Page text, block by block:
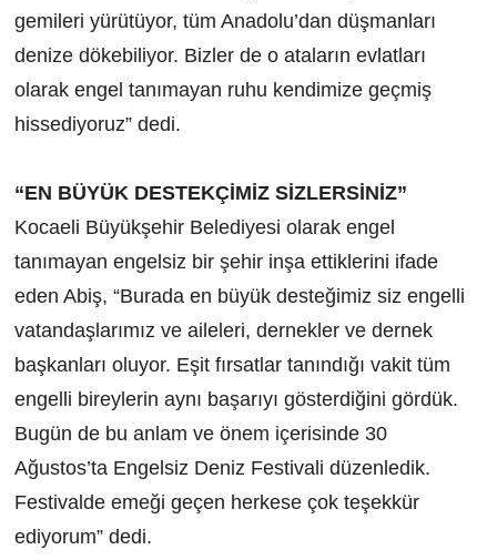
gemileri yürütüyor, tüm Anadolu’dan düşmanları
denize dökebiliyor. Bizler de o ataların evlatları
olarak engel tanımayan ruhu kendimize geçmiş
hissediyoruz” dedi.
“EN BÜYÜK DESTEKÇİMİZ SİZLERSİNİZ”
Kocaeli Büyükşehir Belediyesi olarak engel
tanımayan engelsiz bir şehir inşa ettiklerini ifade
eden Abiş, “Burada en büyük desteğimiz siz engelli
vatandaşlarımız ve aileleri, dernekler ve dernek
başkanları oluyor. Eşit fırsatlar tanındığı vakit tüm
engelli bireylerin aynı başarıyı gösterdiğini gördük.
Bugün de bu anlam ve önem içerisinde 30
Ağustos’ta Engelsiz Deniz Festivali düzenledik.
Festivalde emeği geçen herkese çok teşekkür
ediyorum” dedi.